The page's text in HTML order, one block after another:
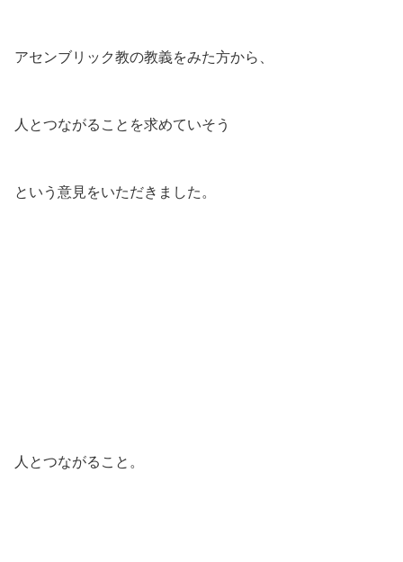
アセンブリック教の教義をみた方から、
人とつながることを求めていそう
という意見をいただきました。
人とつながること。